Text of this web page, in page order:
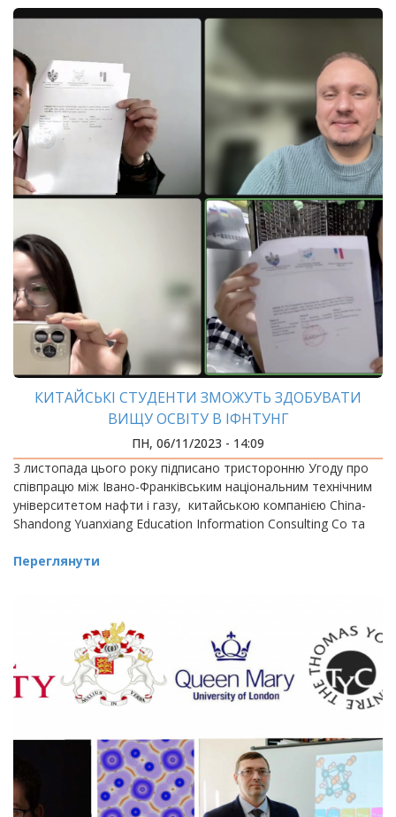
КИТАЙСЬКІ СТУДЕНТИ ЗМОЖУТЬ ЗДОБУВАТИ
ВИЩУ ОСВІТУ В ІФНТУНГ
ПН, 06/11/2023 - 14:09
3 листопада цього року підписано тристоронню Угоду про
співпрацю між Івано-Франківським національним технічним
університетом нафти і газу, китайською компанією China-
Shandong Yuanxiang Education Information Consulting Co та
Переглянути